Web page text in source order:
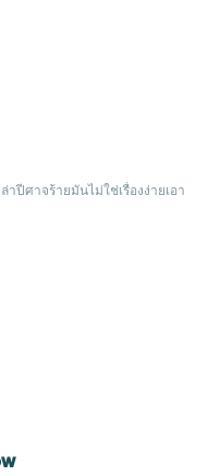
าปีศาจร้ายมันไม่ใช่เรื่องง่ายเอา